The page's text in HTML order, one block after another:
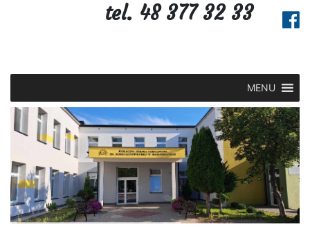
tel. 48 377 32 33
MENU